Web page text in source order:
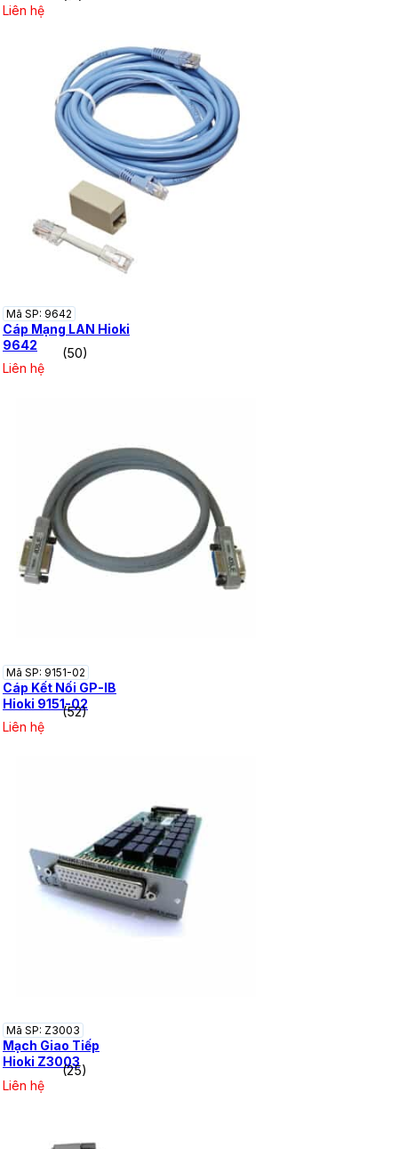
Liên hệ
Mã SP: 9642
Cáp Mạng LAN Hioki
9642
(50)
Liên hệ
Mã SP: 9151-02
Cáp Kết Nối GP-IB
Hioki 9151-02
(52)
Liên hệ
Mã SP: Z3003
Mạch Giao Tiếp
Hioki Z3003
(25)
Liên hệ